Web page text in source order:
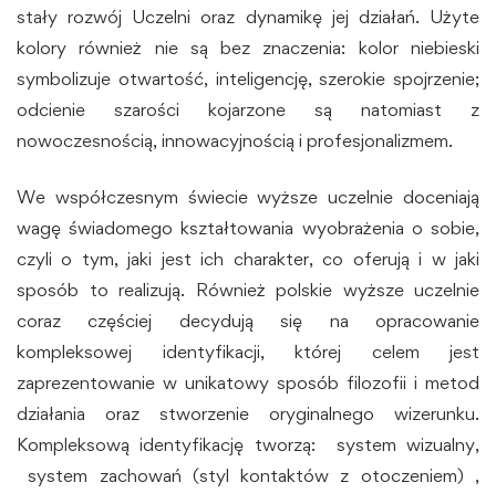
stały rozwój Uczelni oraz dynamikę jej działań. Użyte
kolory również nie są bez znaczenia: kolor niebieski
symbolizuje otwartość, inteligencję, szerokie spojrzenie;
odcienie szarości kojarzone są natomiast z
nowoczesnością, innowacyjnością i profesjonalizmem.
We współczesnym świecie wyższe uczelnie doceniają
wagę świadomego kształtowania wyobrażenia o sobie,
czyli o tym, jaki jest ich charakter, co oferują i w jaki
sposób to realizują. Również polskie wyższe uczelnie
coraz częściej decydują się na opracowanie
kompleksowej identyfikacji, której celem jest
zaprezentowanie w unikatowy sposób filozofii i metod
działania oraz stworzenie oryginalnego wizerunku.
Kompleksową identyfikację tworzą: system wizualny,
system zachowań (styl kontaktów z otoczeniem) ,